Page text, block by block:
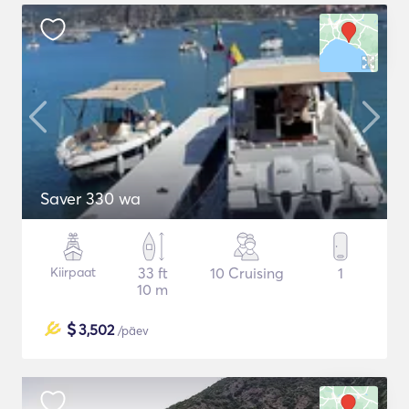
Saver 330 wa
Kiirpaat
33 ft
10 m
10 Cruising 1
$3,502/päev